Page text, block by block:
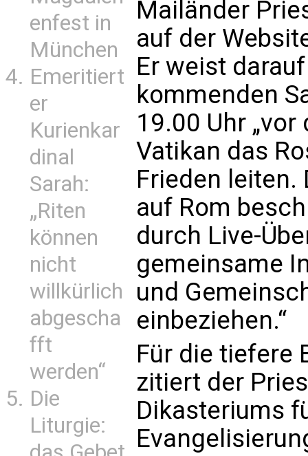
enfest in
München
Emeritiert
er
Kurienkar
dinal
Sarah:
„Riten
können
nicht
willkürlich
abgescha
fft
werden“
Die
Liturgie:
Mailänder
auf der
Er weist
kommenden
19.00 Uhr
Vatikan das
Frieden
auf Rom
durch Live-
gemeinsame
und
einbeziehen.“
Für die tiefere
zitiert der
Dikasteriums